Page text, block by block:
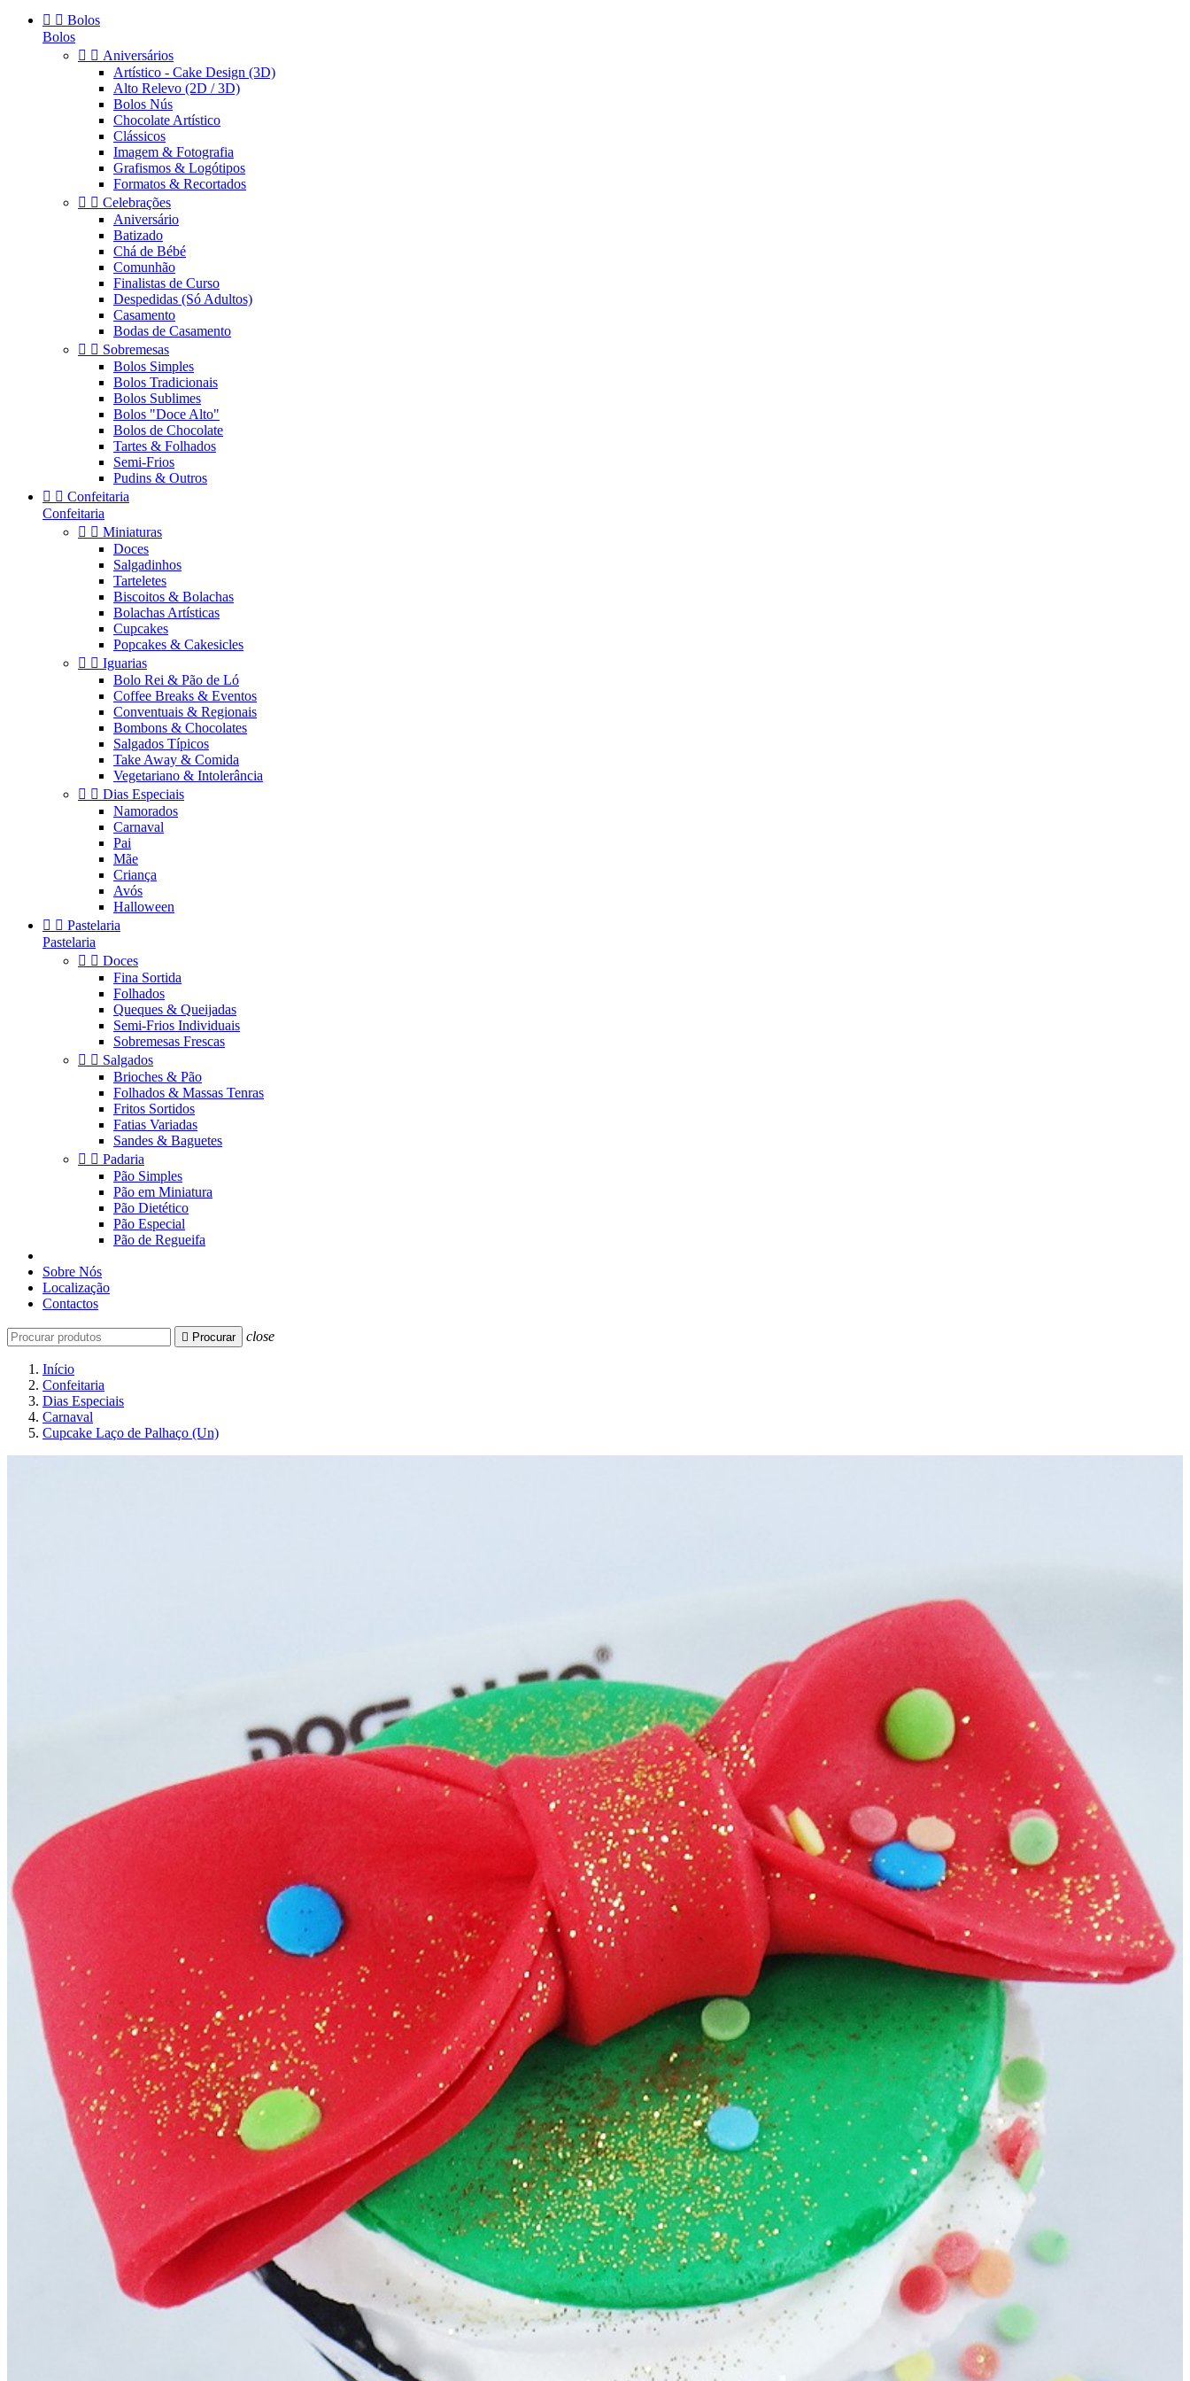
  Bolos
Bolos
  Aniversários
Artístico - Cake Design (3D)
Alto Relevo (2D / 3D)
Bolos Nús
Chocolate Artístico
Clássicos
Imagem & Fotografia
Grafismos & Logótipos
Formatos & Recortados
  Celebrações
Aniversário
Batizado
Chá de Bébé
Comunhão
Finalistas de Curso
Despedidas (Só Adultos)
Casamento
Bodas de Casamento
  Sobremesas
Bolos Simples
Bolos Tradicionais
Bolos Sublimes
Bolos "Doce Alto"
Bolos de Chocolate
Tartes & Folhados
Semi-Frios
Pudins & Outros
  Confeitaria
Confeitaria
  Miniaturas
Doces
Salgadinhos
Tarteletes
Biscoitos & Bolachas
Bolachas Artísticas
Cupcakes
Popcakes & Cakesicles
  Iguarias
Bolo Rei & Pão de Ló
Coffee Breaks & Eventos
Conventuais & Regionais
Bombons & Chocolates
Salgados Típicos
Take Away & Comida
Vegetariano & Intolerância
  Dias Especiais
Namorados
Carnaval
Pai
Mãe
Criança
Avós
Halloween
  Pastelaria
Pastelaria
  Doces
Fina Sortida
Folhados
Queques & Queijadas
Semi-Frios Individuais
Sobremesas Frescas
  Salgados
Brioches & Pão
Folhados & Massas Tenras
Fritos Sortidos
Fatias Variadas
Sandes & Baguetes
  Padaria
Pão Simples
Pão em Miniatura
Pão Dietético
Pão Especial
Pão de Regueifa
Sobre Nós
Localização
Contactos
 Procurar close
Início
Confeitaria
Dias Especiais
Carnaval
Cupcake Laço de Palhaço (Un)